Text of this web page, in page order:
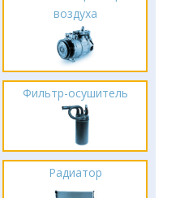
воздуха
Фильтр-осушитель
Радиатор